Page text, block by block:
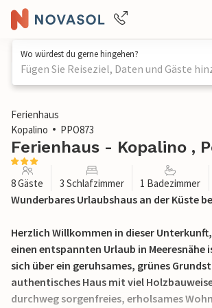
Wo würdest du gerne hingehen?
Fügen Sie Reiseziel, Daten und Gäste
1 / 34
Ferienhaus
Kopalino
PPO873
Ferienhaus - Kopalino ,
8 Gäste 3 Schlafzimmer 1 Badezimmer
Wunderbares Urlaubshaus an der Küste
Herzlich Willkommen in dieser
einen entspannten Urlaub in Meeresnähe
sich über ein geruhsames, grünes
authentisches Haus mit viel
durchweg sorgenfreies, erholsames